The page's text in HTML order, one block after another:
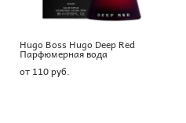
Hugo Boss Hugo Deep Red
Парфюмерная вода
от 110 pуб.